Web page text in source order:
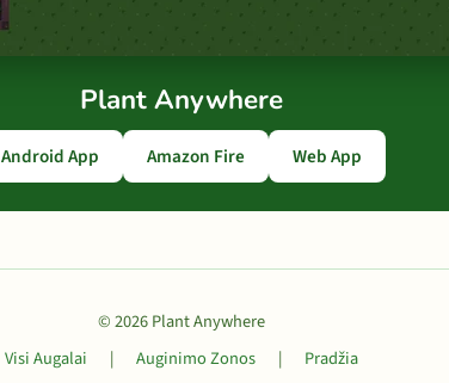
Plant Anywhere
Android App Amazon Fire Web App
© 2026 Plant Anywhere
Visi Augalai
| Auginimo Zonos | Pradžia